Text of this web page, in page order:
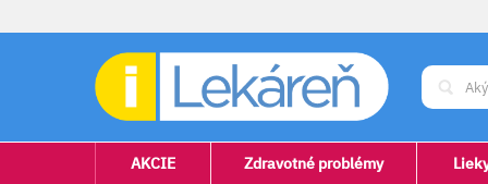
AKCIE Zdravotné problémy